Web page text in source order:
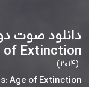
of Extinction
(2014)
Age of Extinction